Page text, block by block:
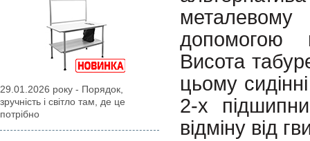
29.01.2026 року - Порядок,
зручність і світло там, де це
потрібно
допомогою
Висота
цьому
2-х
відміну від